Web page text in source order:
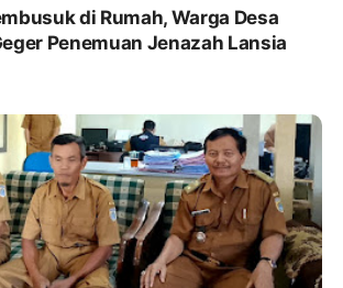
di Rumah, Warga Desa
Penemuan Jenazah Lansia